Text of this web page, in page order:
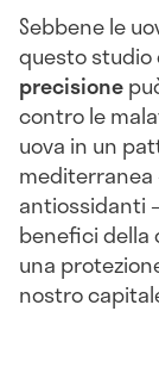
Sebbene le
questo
precisione
contro le
uova in un
antiossidanti
benefici della
una
nostro